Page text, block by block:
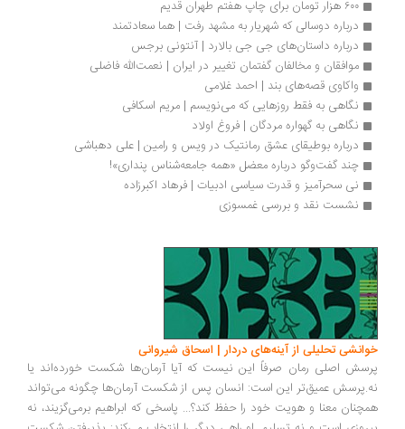
درباره دوسالی که شهریار به مشهد رفت | هما سعادتمند
درباره داستان‌های جی جی بالارد | آنتونی برجس
موافقان و مخالفان گفتمان تغییر در ایران | نعمت‌الله فاضلی
واكاوی قصه‌های بند | احمد غلامی
نگاهی به فقط روزهایی که می‌نویسم | مریم اسکافی
نگاهی به گهواره مردگان | فروغ اولاد
درباره بوطیقای عشق رمانتیک در ویس و رامین | علی دهباشی
چند گفت‌وگو درباره معضل «همه جامعه‌شناس پنداری»!
نی سحرآمیز و قدرت سیاسی ادبیات | فرهاد اکبرزاده
نشست نقد و بررسی غمسوزی
تحلیلی از آینه‌های دردار | اسحاق شیروانی
اصلی رمان صرفاً این نیست که آیا آرمان‌ها شکست خورده‌اند یا
عمیق‌تر این است: انسان پس از شکست آرمان‌ها چگونه می‌تواند
معنا و هویت خود را حفظ کند؟... پاسخی که ابراهیم برمی‌گزیند، نه